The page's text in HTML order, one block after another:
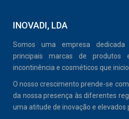
INOVADI, LDA
Somos uma empresa
principais marcas de produtos
incontinência e cosméticos que
O nosso crescimento prende-se
da nossa presença às diferentes
uma atitude de inovação e elevados